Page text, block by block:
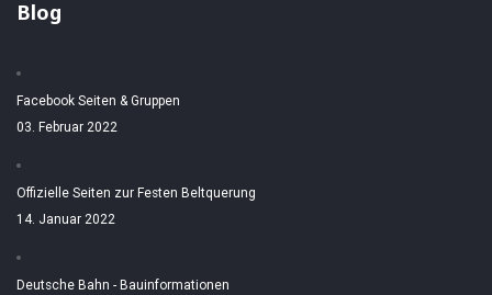
Blog
Facebook Seiten & Gruppen
03. Februar 2022
Offizielle Seiten zur Festen Beltquerung
14. Januar 2022
Deutsche Bahn - Bauinformationen